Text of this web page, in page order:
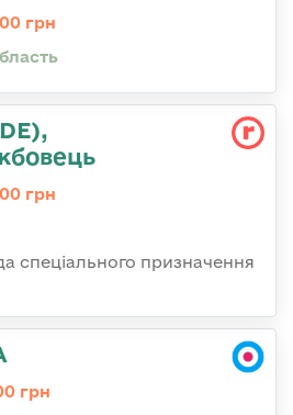
грн
грн
спеціального призначення
грн